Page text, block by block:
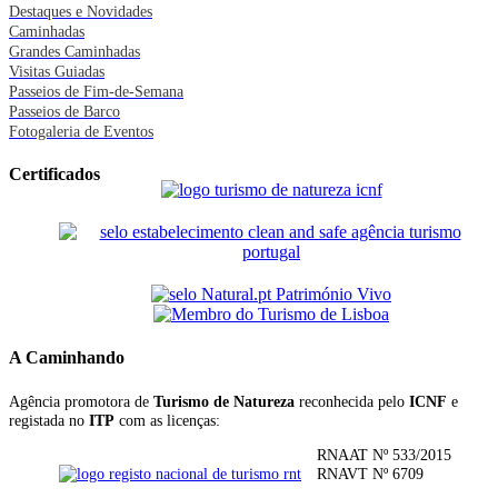
Destaques e Novidades
Caminhadas
Grandes Caminhadas
Visitas Guiadas
Passeios de Fim-de-Semana
Passeios de Barco
Fotogaleria de Eventos
Certificados
A Caminhando
Agência promotora de Turismo de Natureza reconhecida pelo ICNF e
registada no ITP com as licenças:
RNAAT Nº 533/2015
RNAVT Nº 6709